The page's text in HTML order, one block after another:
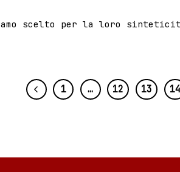
scelto per la loro
1 … 12 13 14